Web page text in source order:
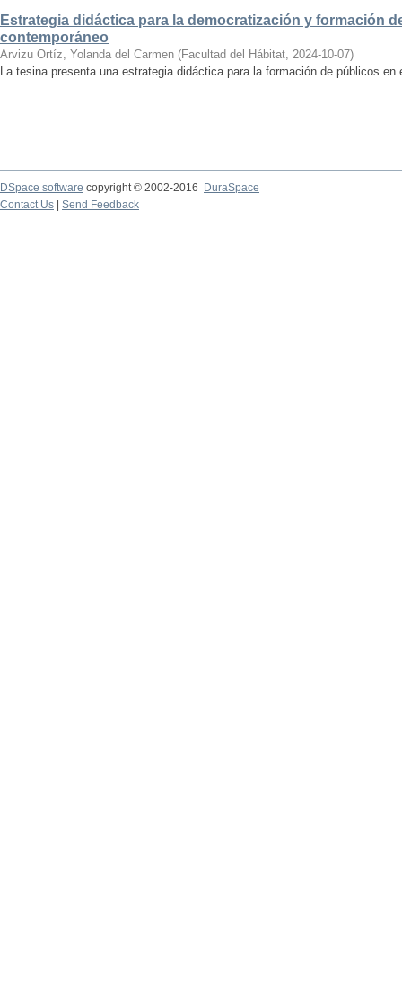
Estrategia didáctica para la democratización y formación
contemporáneo
Arvizu Ortíz, Yolanda del Carmen (Facultad del Hábitat, 2024-10-07)
La tesina presenta una estrategia didáctica para la formación de públicos en
DSpace software copyright © 2002-2016
DuraSpace
Contact Us
Send Feedback